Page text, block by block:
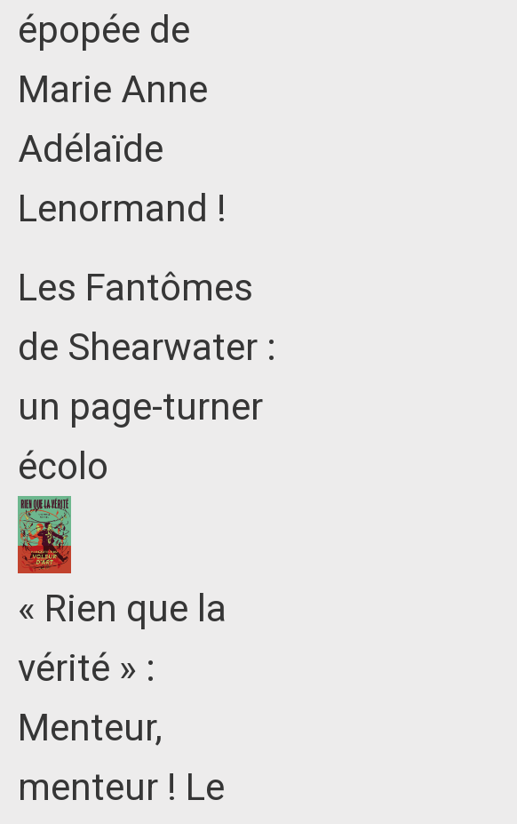
épopée de
Marie Anne
Adélaïde
Lenormand !
Les Fantômes
de Shearwater :
un page-turner
écolo
« Rien que la
vérité » :
Menteur,
menteur ! Le